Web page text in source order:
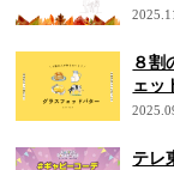
８割
ェッ
テレ